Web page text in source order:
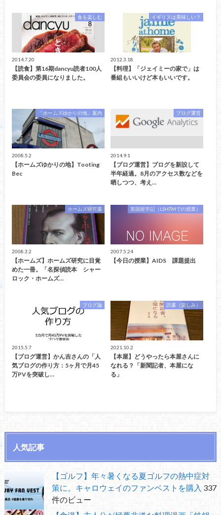
食を楽しむ
2014.7.20
【読食】第16期dancyu読者100人
委員会の委員になりました。
イギリスは美味しい？
2012.3.18
【料理】「ジェイミーの家で」は
番組もいいけど本もいいです。
「ホームズゆかりの地」案内
2008.5.2
【ホームズゆかりの地】Tooting
Bec
ブログ運営
2014.9.1
【ブログ運営】ブログを新設して
半年経過。8月のアクセス数などを
晒しつつ、考え…
ホームズ研究書
2008.3.2
【ホームズ】ホームズ研究に目覚
めた一冊。「名探偵読本 シャー
ロック・ホームズ…
英国留学記（LSHTMでの授業）
2007.5.24
【今日の授業】AIDS 課題提出
ブログ論
2015.5.7
【ブログ運営】かん吉さんの「人
気ブログの作り方：5ヶ月で月45
万PVを突破し…
読書（楽しみ）
2021.10.2
【本屋】どうやったら本屋さんに
なれる？「新聞記者、本屋にな
る」
人気記事
【ゴルフ】年々暑くなる夏ゴルフの熱中症対
策に。キャロウェイのファンベストを購入 337
件のビュー